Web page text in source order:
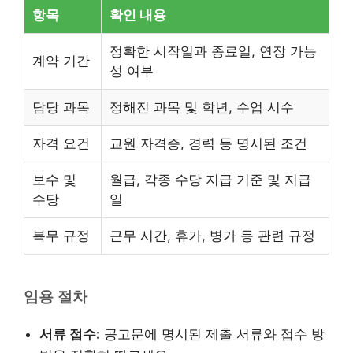
항목 확인 내용
계약 기간
정확한 시작일과 종료일, 연장 가능
성 여부
담당 과목 정해진 과목 및 학년, 수업 시수
자격 요건 교원 자격증, 경력 등 명시된 조건
보수 및
수당
월급, 각종 수당 지급 기준 및 지급
일
복무 규정 근무 시간, 휴가, 병가 등 관련 규정
임용 절차
서류 접수: 공고문에 명시된 제출 서류와 접수 방